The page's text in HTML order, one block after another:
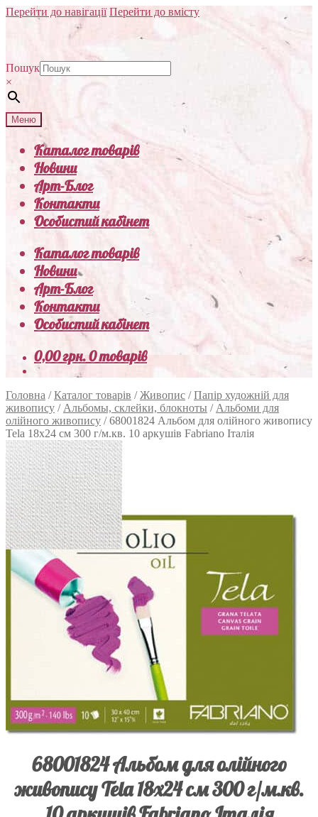
Перейти до навігації Перейти до вмісту
Пошук
×
Меню
Каталог товарів
Новини
Арт-Блог
Контакти
Особистий кабінет
Каталог товарів
Новини
Арт-Блог
Контакти
Особистий кабінет
0,00грн.0 товарів
Головна /Каталог товарів /Живопис /Папір художній для
живопису / Альбомы, склейки, блокноты / Альбоми для
олійного живопису /68001824 Альбом для олійного живопису
Tela 18х24 см 300 г/м.кв. 10 аркушів Fabriano Італія
68001824 Альбом для олійного
живопису Tela 18х24 см 300 г/м.кв.